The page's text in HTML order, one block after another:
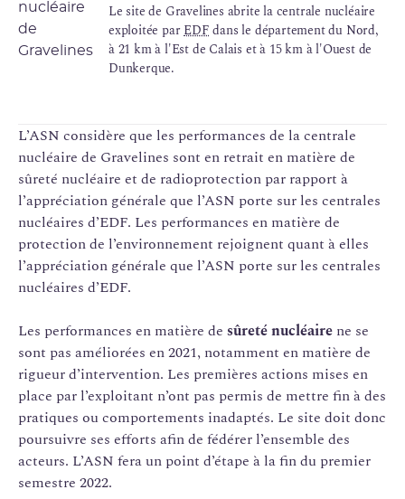
Le site de Gravelines abrite la centrale nucléaire
exploitée parEDFdans le département du Nord,
à 21 km à l'Est de Calais et à 15 km à l'Ouest de
Dunkerque.
L’ASN considère que les performances de la centrale
nucléaire de Gravelines sont en retrait en matière de
sûreté nucléaire et de radioprotection par rapport à
l’appréciation générale que l’ASN porte sur les centrales
nucléaires d’EDF. Les performances en matière de
protection de l’environnement rejoignent quant à elles
l’appréciation générale que l’ASN porte sur les centrales
nucléaires d’EDF.
Les performances en matière de sûreté nucléaire ne se
sont pas améliorées en 2021, notamment en matière de
rigueur d’intervention. Les premières actions mises en
place par l’exploitant n’ont pas permis de mettre fin à des
pratiques ou comportements inadaptés. Le site doit donc
poursuivre ses efforts afin de fédérer l’ensemble des
acteurs. L’ASN fera un point d’étape à la fin du premier
semestre 2022.